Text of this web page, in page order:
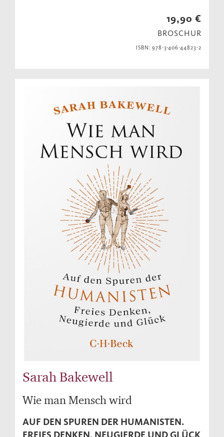
19,90 €
BROSCHUR
ISBN: 978-3-406-44823-2
Sarah Bakewell
Wie man Mensch wird
AUF DEN SPUREN DER HUMANISTEN.